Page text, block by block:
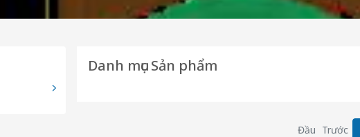
Danh mục Sản phẩm
Đầu Trước